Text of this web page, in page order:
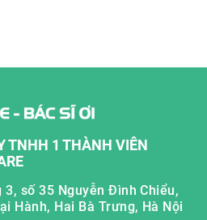
TNHH 1 THÀNH VIÊN
3, số 35 Nguyễn Đình Chiểu,
Hành, Hai Bà Trưng, Hà Nội